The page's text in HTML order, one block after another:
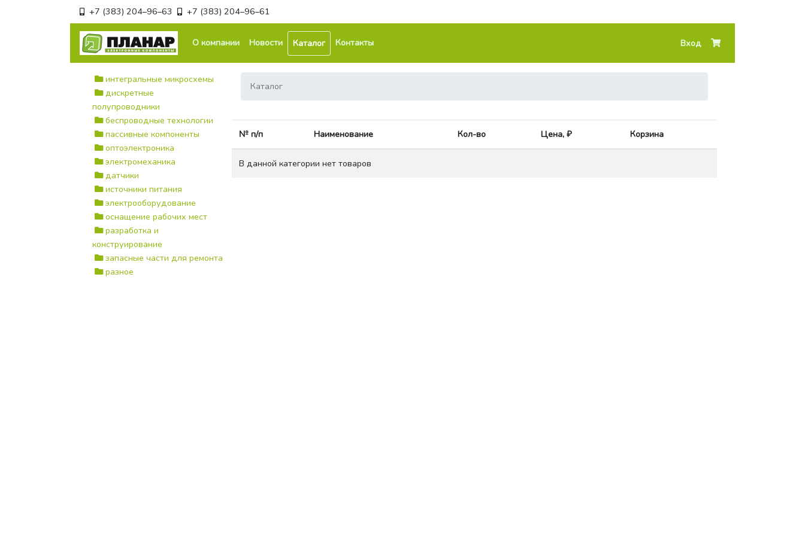
+7 (383) 204–96–63 +7 (383) 204–96–61
О компании Новости Каталог Контакты Вход
интегральные микросхемы
дискретные
полупроводники
беспроводные технологии
пассивные компоненты
оптоэлектроника
электромеханика
датчики
источники питания
электрооборудование
оснащение рабочих мест
разработка и
конструирование
запасные части для ремонта
разное
Каталог
№ п/п Наименование Кол-во Цена, ₽ Корзина
В данной категории нет товаров